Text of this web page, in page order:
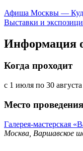
Афиша Москвы —
Выставки и
Информация
Когда проходит
с 1 июля по 30 августа
Место проведения
Галерея-мастерская
Москва, Варшавское